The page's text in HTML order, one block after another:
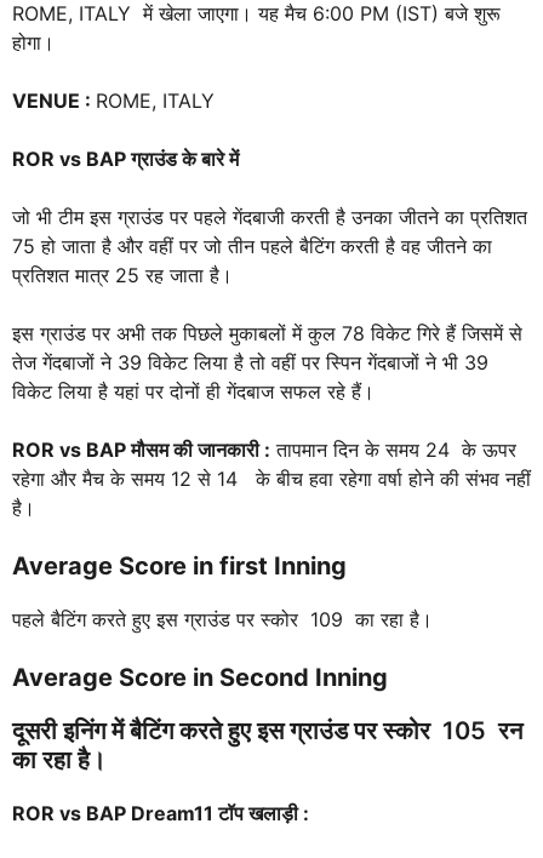
ROME, ITALY में खेला जाएगा। यह मैच 6:00 PM (IST) बजे शुरू
होगा।
VENUE : ROME, ITALY
ROR vs BAPग्राउंड के बारे में
जो भी टीम इस ग्राउंड पर पहले गेंदबाजी करती है उनका जीतने का प्रतिशत
75 हो जाता है और वहीं पर जो तीन पहले बैटिंग करती है वह जीतने का
प्रतिशत मात्र 25 रह जाता है।
इस ग्राउंड पर अभी तक पिछले मुकाबलों में कुल 78 विकेट गिरे हैं जिसमें से
तेज गेंदबाजों ने 39 विकेट लिया है तो वहीं पर स्पिन गेंदबाजों ने भी 39
विकेट लिया है यहां पर दोनों ही गेंदबाज सफल रहे हैं।
ROR vs BAPमौसम की जानकारी : तापमान दिन के समय 24 के ऊपर
रहेगा और मैच के समय 12 से 14 के बीच हवा रहेगा वर्षा होने की संभव नहीं
है।
Average Score in first Inning
पहले बैटिंग करते हुए इस ग्राउंड पर स्कोर 109 का रहा है।
Average Score in Second Inning
दूसरी इनिंग में बैटिंग करते हुए इस ग्राउंड पर स्कोर 105 रन
का रहा है।
ROR vs BAP Dream11टॉप खलाड़ी :